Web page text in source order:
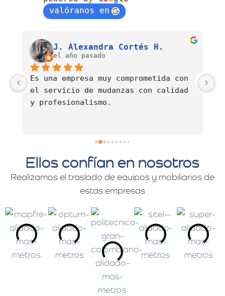
valóranos en
J. Alexandra Cortés H.
el año pasado
Es una empresa muy comprometida con
el servicio de mudanzas con calidad
y profesionalismo.
Ellos confían en nosotros
Realizamos el traslado de equipos y mobiliarios de
estas empresas